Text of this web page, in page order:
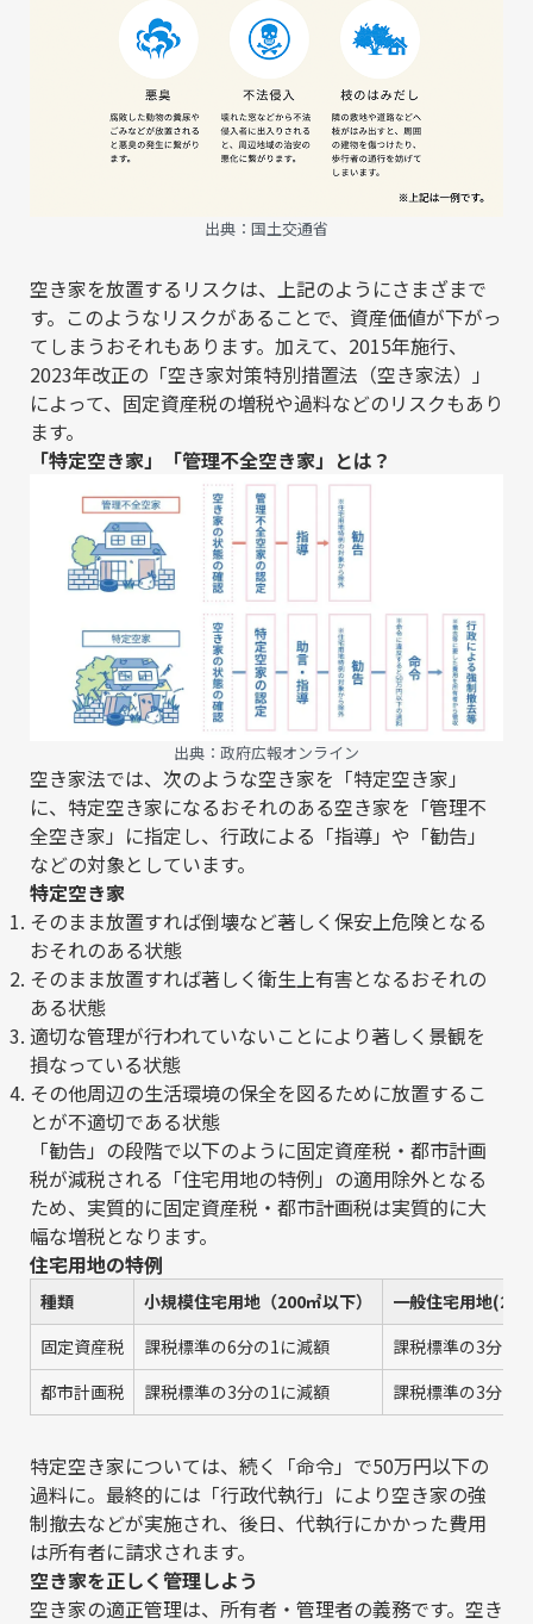
出典： 国土交通省
空き家を放置するリスクは、上記のようにさまざまで
す。このようなリスクがあることで、資産価値が下がっ
てしまうおそれもあります。加えて、2015年施行、
2023年改正の「空き家対策特別措置法（空き家法）」
によって、固定資産税の増税や過料などのリスクもあり
ます。
「特定空き家」「管理不全空き家」とは？
出典： 政府広報オンライン
空き家法では、次のような空き家を「特定空き家」
に、特定空き家になるおそれのある空き家を「管理不
全空き家」に指定し、行政による「指導」や「勧告」
などの対象としています。
特定空き家
そのまま放置すれば倒壊など著しく保安上危険となる
おそれのある状態
そのまま放置すれば著しく衛生上有害となるおそれの
ある状態
適切な管理が行われていないことにより著しく景観を
損なっている状態
その他周辺の生活環境の保全を図るために放置するこ
とが不適切である状態
「勧告」の段階で以下のように固定資産税・都市計画
税が減税される「住宅用地の特例」の適用除外となる
ため、実質的に固定資産税・都市計画税は実質的に大
幅な増税となります。
住宅用地の特例
種類 小規模住宅用地（200㎡以下）
一般住宅用地(200
固定資産税
課税標準の6分の1に減額
課税標準の3分の
都市計画税
課税標準の3分の1に減額 課税標準の3分の
特定空き家については、続く「命令」で50万円以下の
過料に。最終的には「行政代執行」により空き家の強
制撤去などが実施され、後日、代執行にかかった費用
は所有者に請求されます。
空き家を正しく管理しよう
空き家の適正管理は、所有者・管理者の義務です。空き